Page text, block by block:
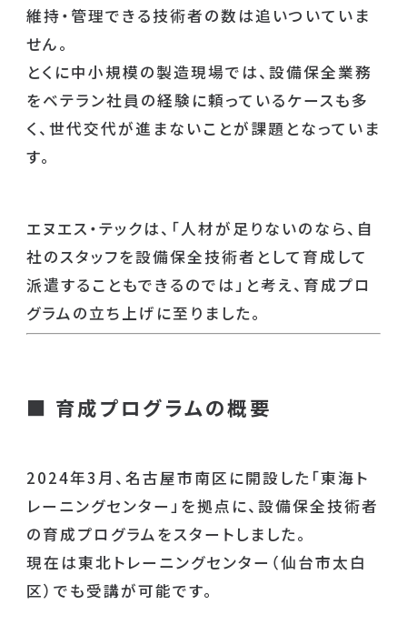
維持・管理できる技術者の数は追いついていま
せん。
とくに中小規模の製造現場では、設備保全業務
をベテラン社員の経験に頼っているケースも多
く、世代交代が進まないことが課題となっていま
す。
エヌエス・テックは、「人材が足りないのなら、自
社のスタッフを設備保全技術者として育成して
派遣することもできるのでは」と考え、育成プロ
グラムの立ち上げに至りました。
■ 育成プログラムの概要
2024年3月、名古屋市南区に開設した「東海ト
レーニングセンター」を拠点に、設備保全技術者
の育成プログラムをスタートしました。
現在は東北トレーニングセンター（仙台市太白
区）でも受講が可能です。